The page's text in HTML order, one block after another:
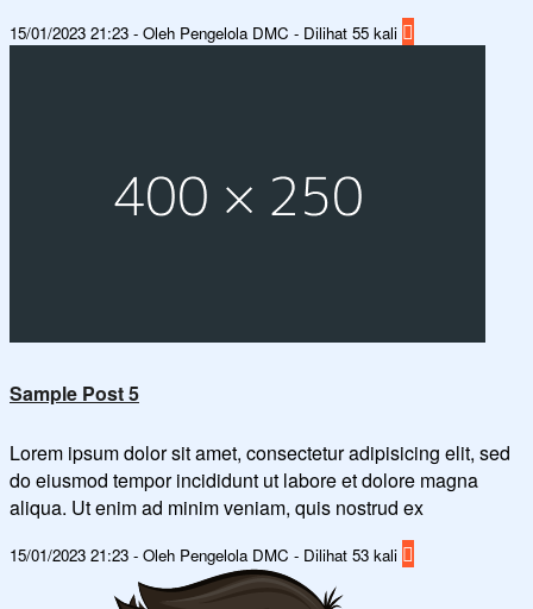
15/01/2023 21:23 - Oleh Pengelola DMC - Dilihat 55 kali
Sample Post 5
Lorem ipsum dolor sit amet, consectetur adipisicing elit, sed
do eiusmod tempor incididunt ut labore et dolore magna
aliqua. Ut enim ad minim veniam, quis nostrud ex
15/01/2023 21:23 - Oleh Pengelola DMC - Dilihat 53 kali